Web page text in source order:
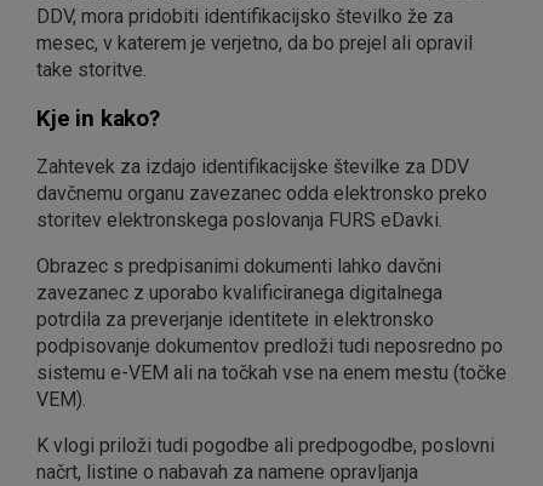
DDV, mora pridobiti identifikacijsko številko že za
mesec, v katerem je verjetno, da bo prejel ali opravil
take storitve.
Kje in kako?
Zahtevek za izdajo identifikacijske številke za DDV
davčnemu organu zavezanec odda elektronsko preko
storitev elektronskega poslovanja FURS eDavki.
Obrazec s predpisanimi dokumenti lahko davčni
zavezanec z uporabo kvalificiranega digitalnega
potrdila za preverjanje identitete in elektronsko
podpisovanje dokumentov predloži tudi neposredno po
sistemu e-VEM ali na točkah vse na enem mestu (točke
VEM).
K vlogi priloži tudi pogodbe ali predpogodbe, poslovni
načrt, listine o nabavah za namene opravljanja